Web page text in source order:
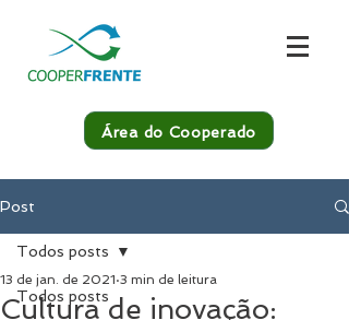
Área do Cooperado
Post
Todos posts
Todos posts
Cultura de inovação:
13 de jan. de 2021 3 min de leitura